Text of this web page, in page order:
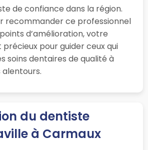
de confiance dans la région.
recommander ce professionnel
d’amélioration, votre
pour guider ceux qui
soins dentaires de qualité à
du dentiste
à Carmaux